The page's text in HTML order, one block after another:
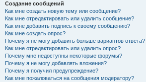
Создание сообщений
Как мне создать новую тему или сообщение?
Как мне отредактировать или удалить сообщение?
Как мне добавить подпись к своему сообщению?
Как мне создать опрос?
Почему я не могу добавить больше вариантов ответа?
Как мне отредактировать или удалить опрос?
Почему мне недоступны некоторые форумы?
Почему я не могу добавлять вложения?
Почему я получил предупреждение?
Как мне пожаловаться на сообщения модератору?